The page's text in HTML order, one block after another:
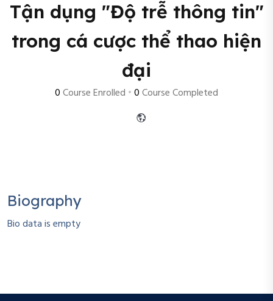
Tận dụng "Độ trễ thông tin"
trong cá cược thể thao hiện
đại
0Course Enrolled •0Course Completed
Biography
Bio data is empty